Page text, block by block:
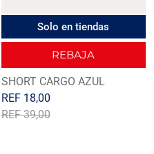
Solo en tiendas
REBAJA
SHORT CARGO AZUL
REF39,00
REF 18,00